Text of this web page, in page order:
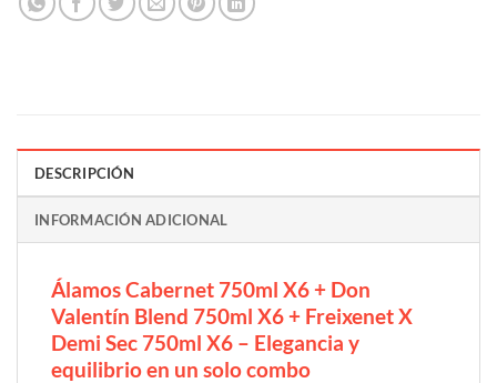
DESCRIPCIÓN
INFORMACIÓN ADICIONAL
Álamos Cabernet 750ml X6 + Don
Valentín Blend 750ml X6 + Freixenet X
Demi Sec 750ml X6 – Elegancia y
equilibrio en un solo combo